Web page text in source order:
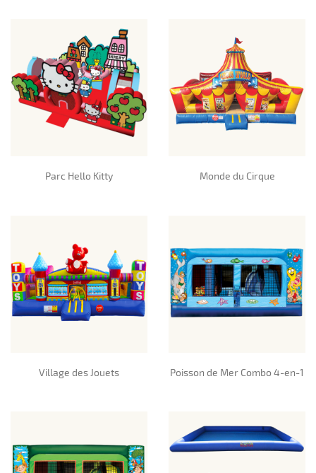
Parc Hello Kitty Monde du Cirque
Village des Jouets Poisson de Mer Combo 4-en-1